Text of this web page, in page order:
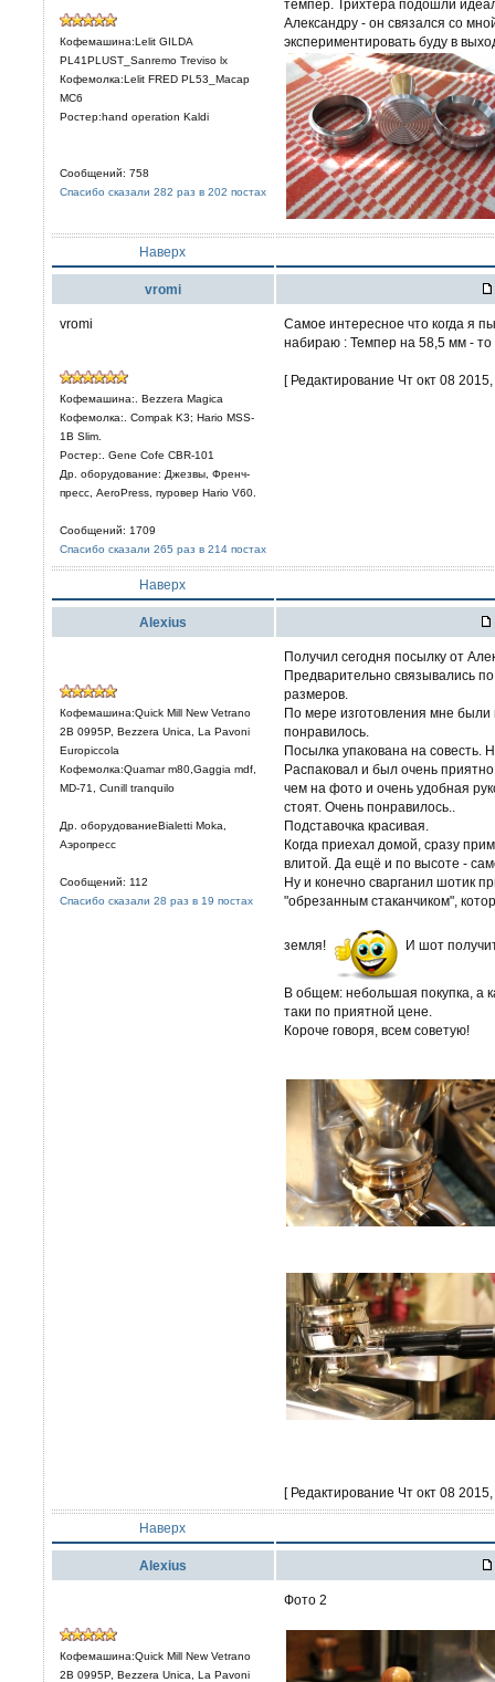
Кофемашина:Lelit GILDA
PL41PLUST_Sanremo Treviso lx
Кофемолка:Lelit FRED PL53_Macap
MC6
Ростер:hand operation Kaldi
Сообщений: 758
Спасибо сказали 282 раз в 202 постах
темпер. Трихтера подошли
Александру - он связался со
экспериментировать буду в
Наверх
vromi
vromi
Кофемашина:. Bezzera Magica
Кофемолка:. Compak K3; Hario MSS-
1B Slim.
Ростер:. Gene Cofe CBR-101
Др. оборудование: Джезвы, Френч-
пресс, AeroPress, пуровер Hario V60.
Сообщений: 1709
Спасибо сказали 265 раз в 214 постах
Самое интересное что когда я
набираю : Темпер на 58,5 мм - то
[ Редактирование Чт окт 08
Наверх
Alexius
Кофемашина:Quick Mill New Vetrano
2B 0995P, Bezzera Unica, La Pavoni
Europiccola
Кофемолка:Quamar m80,Gaggia mdf,
MD-71, Cunill tranquilo
Др. оборудованиеBialetti Moka,
Аэропресс
Сообщений: 112
Спасибо сказали 28 раз в 19 постах
Получил сегодня посылку от
Предварительно связывались
размеров.
По мере изготовления мне
понравилось.
Посылка упакована на совесть.
Распаковал и был очень
чем на фото и очень удобная
стоят. Очень понравилось..
Подставочка красивая.
Когда приехал домой, сразу
влитой. Да ещё и по высоте -
Ну и конечно сварганил шотик
"обрезанным стаканчиком",
земля! И шот
В общем: небольшая покупка, а
таки по приятной цене.
Короче говоря, всем советую!
[ Редактирование Чт окт 08 2015,
Наверх
Alexius
Кофемашина:Quick Mill New Vetrano
2B 0995P, Bezzera Unica, La Pavoni
Фото 2